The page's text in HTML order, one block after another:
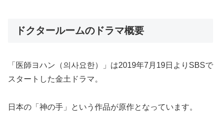
ドクタールームのドラマ概要
「医師ヨハン（의사요한）」は2019年7月19日よりSBSで
スタートした金土ドラマ。
日本の「神の手」という作品が原作となっています。